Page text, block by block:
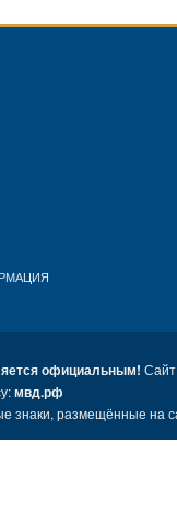
официальным!
мвд.рф
знаки, размещённые на